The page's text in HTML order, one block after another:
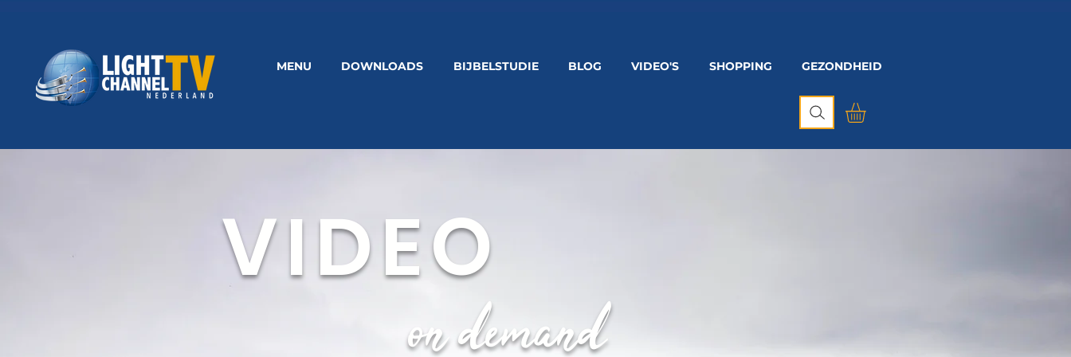
MENU DOWNLOADS BIJBELSTUDIE BLOG VIDEO'S SHOPPING GEZONDHEID
on demand
VIDEO